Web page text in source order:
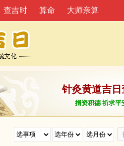
查吉时 算命 大师亲算
针灸黄道吉日
捐资积德 祈求平